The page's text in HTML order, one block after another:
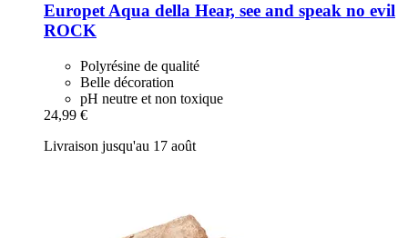
EuropetAqua della Hear, see and speak no evil
ROCK
Polyrésine de qualité
Belle décoration
pH neutre et non toxique
24,99 €
Livraison jusqu'au 17 août